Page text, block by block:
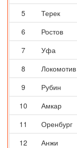
5
Терек
6
Ростов
7
Уфа
8
9
Рубин
10
Амкар
11
Оренбург
12
Анжи